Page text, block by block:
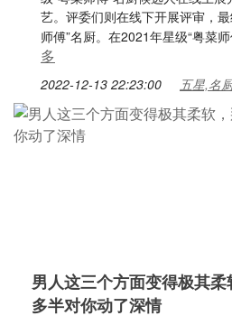
艺。评委们则在线下开展评审，
师傅”名厨。在2021年星级“粤菜
多
2022-12-13 22:23:00 五星,名
男人这三个方面变得极其
多半对你动了深情